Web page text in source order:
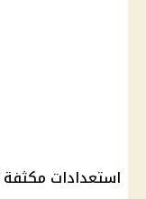
استعدادات مكثفة